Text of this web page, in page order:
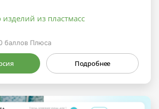
из пластмасс
баллов Плюса
Подробнее